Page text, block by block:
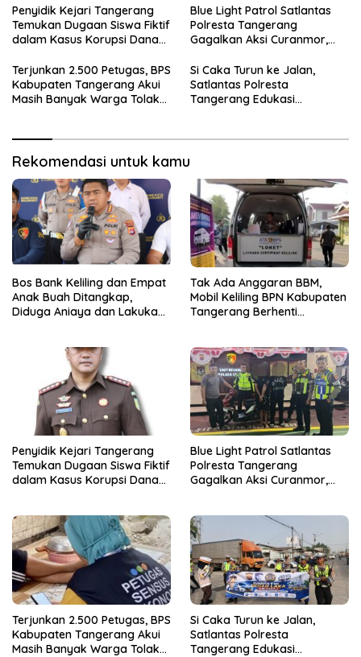
Penyidik Kejari Tangerang
Temukan Dugaan Siswa Fiktif
dalam Kasus Korupsi Dana
Blue Light Patrol Satlantas
Polresta Tangerang
Gagalkan Aksi Curanmor,
Diamankan
Terjunkan 2.500 Petugas, BPS
Kabupaten Tangerang Akui
Masih Banyak Warga Tolak
Si Caka Turun ke Jalan,
Satlantas Polresta
Tangerang Edukasi
Rekomendasi untuk kamu
Bos Bank Keliling dan Empat
Anak Buah Ditangkap,
Diduga Aniaya dan Lakukan
Tak Ada Anggaran BBM,
Mobil Keliling BPN Kabupaten
Tangerang Berhenti
Penyidik Kejari Tangerang
Temukan Dugaan Siswa Fiktif
dalam Kasus Korupsi Dana
Blue Light Patrol Satlantas
Polresta Tangerang
Gagalkan Aksi Curanmor,
Terjunkan 2.500 Petugas, BPS
Kabupaten Tangerang Akui
Masih Banyak Warga Tolak
Si Caka Turun ke Jalan,
Satlantas Polresta
Tangerang Edukasi